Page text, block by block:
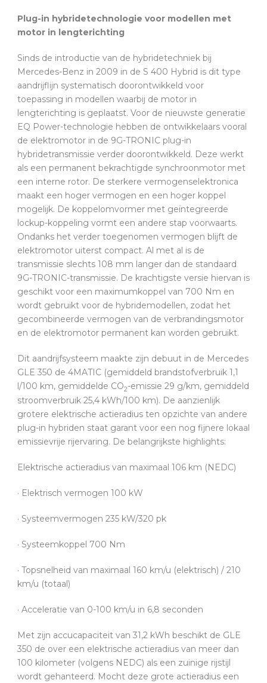
Plug-in hybridetechnologie voor modellen met
motor in lengterichting
Sinds de introductie van de hybridetechniek bij
Mercedes-Benz in 2009 in de S 400 Hybrid is dit type
aandrijflijn systematisch doorontwikkeld voor
toepassing in modellen waarbij de motor in
lengterichting is geplaatst. Voor de nieuwste generatie
EQ Power-technologie hebben de ontwikkelaars vooral
de elektromotor in de 9G-TRONIC plug-in
hybridetransmissie verder doorontwikkeld. Deze werkt
als een permanent bekrachtigde synchroonmotor met
een interne rotor. De sterkere vermogenselektronica
maakt een hoger vermogen en een hoger koppel
mogelijk. De koppelomvormer met geïntegreerde
lockup-koppeling vormt een andere stap voorwaarts.
Ondanks het verder toegenomen vermogen blijft de
elektromotor uiterst compact. Al met al is de
transmissie slechts 108 mm langer dan de standaard
9G-TRONIC-transmissie. De krachtigste versie hiervan is
geschikt voor een maximumkoppel van 700 Nm en
wordt gebruikt voor de hybridemodellen, zodat het
gecombineerde vermogen van de verbrandingsmotor
en de elektromotor permanent kan worden gebruikt.
Dit aandrijfsysteem maakte zijn debuut in de Mercedes
GLE 350 de 4MATIC (gemiddeld brandstofverbruik 1,1
l/100 km, gemiddelde CO2-emissie 29 g/km, gemiddeld
stroomverbruik 25,4 kWh/100 km). De aanzienlijk
grotere elektrische actieradius ten opzichte van andere
plug-in hybriden staat garant voor een nog fijnere lokaal
emissievrije rijervaring. De belangrijkste highlights:
Elektrische actieradius van maximaal 106 km (NEDC)
· Elektrisch vermogen 100 kW
· Systeemvermogen 235 kW/320 pk
· Systeemkoppel 700 Nm
· Topsnelheid van maximaal 160 km/u (elektrisch) / 210
km/u (totaal)
· Acceleratie van 0-100 km/u in 6,8 seconden
Met zijn accucapaciteit van 31,2 kWh beschikt de GLE
350 de over een elektrische actieradius van meer dan
100 kilometer (volgens NEDC) als een zuinige rijstijl
wordt gehanteerd. Mocht deze grote actieradius een